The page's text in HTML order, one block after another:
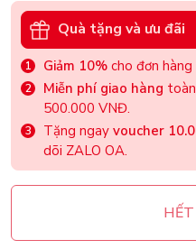
Quà tặng và ưu đãi
Giảm 10% cho đơn
Miễn phí giao hàng
500.000 VNĐ.
Tặng ngay voucher
dõi ZALO OA.